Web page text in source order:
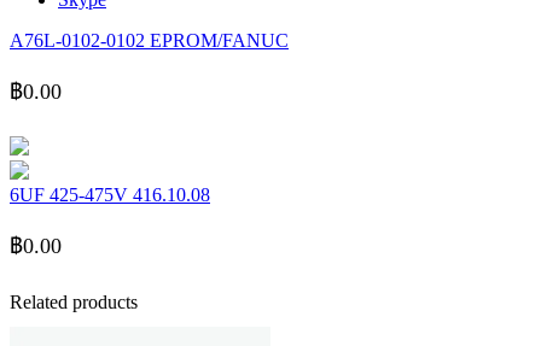
A76L-0102-0102 EPROM/FANUC
฿0.00
6UF 425-475V 416.10.08
฿0.00
Related products